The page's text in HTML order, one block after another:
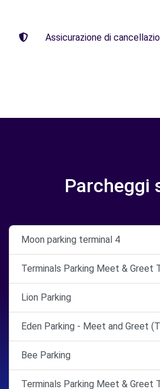
Assicurazione di
Parcheggi
Moon parking terminal 4
Terminals Parking Meet & Greet
Lion Parking
Eden Parking - Meet and Greet
Bee Parking
Terminals Parking Meet & Greet